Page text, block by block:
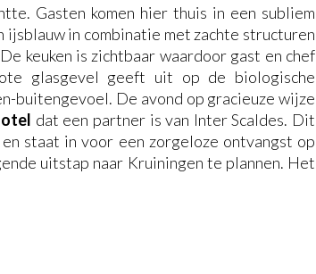
Gasten komen hier thuis in een subliem
in combinatie met zachte structuren
keuken is zichtbaar waardoor gast en chef
glasgevel geeft uit op de biologische
buitengevoel. De avond op gracieuze wijze
dat een partner is van Inter Scaldes. Dit
staat in voor een zorgeloze ontvangst op
uitstap naar Kruiningen te plannen. Het